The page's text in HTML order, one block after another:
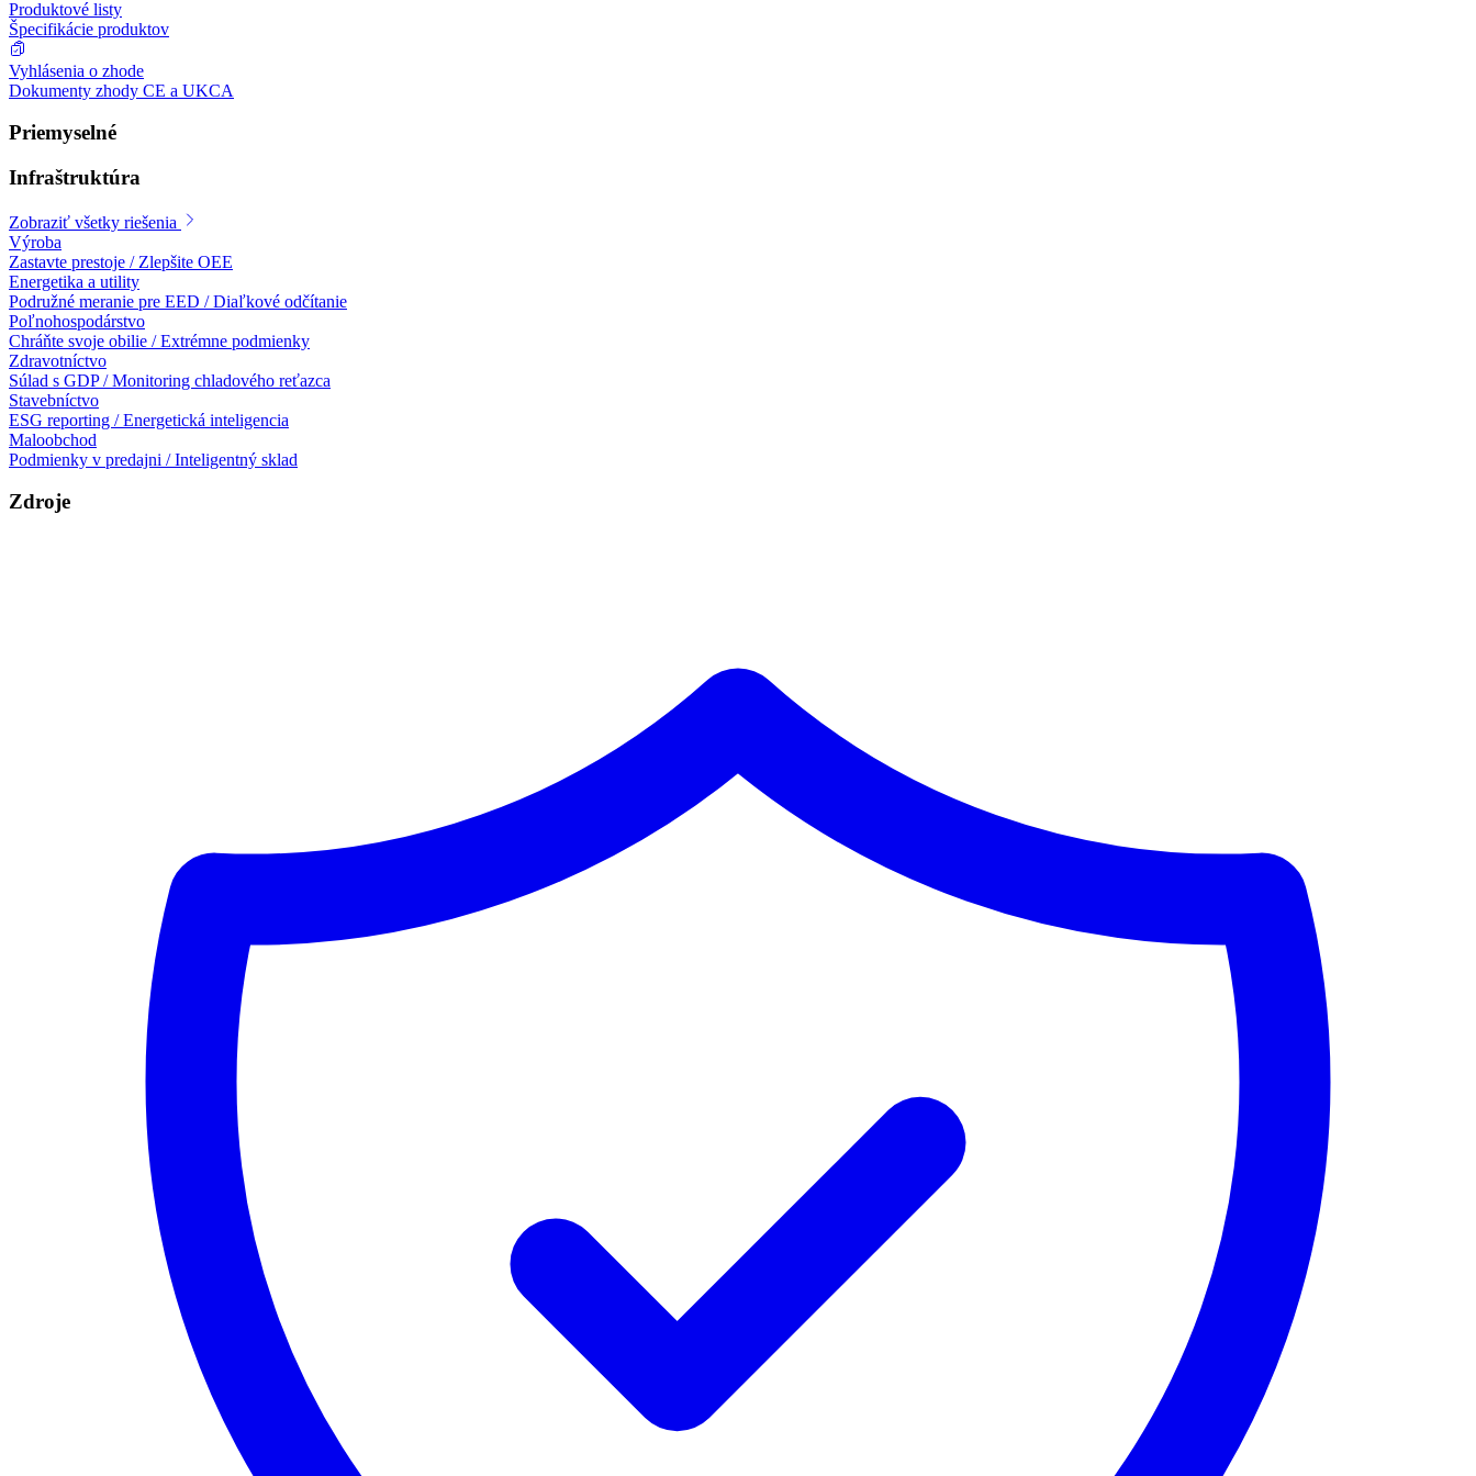
Produktové listy
Špecifikácie produktov
Vyhlásenia o zhode
Dokumenty zhody CE a UKCA
Priemyselné
Infraštruktúra
Zobraziť všetky riešenia
Výroba
Zastavte prestoje / Zlepšite OEE
Energetika a utility
Podružné meranie pre EED / Diaľkové odčítanie
Poľnohospodárstvo
Chráňte svoje obilie / Extrémne podmienky
Zdravotníctvo
Súlad s GDP / Monitoring chladového reťazca
Stavebníctvo
ESG reporting / Energetická inteligencia
Maloobchod
Podmienky v predajni / Inteligentný sklad
Zdroje